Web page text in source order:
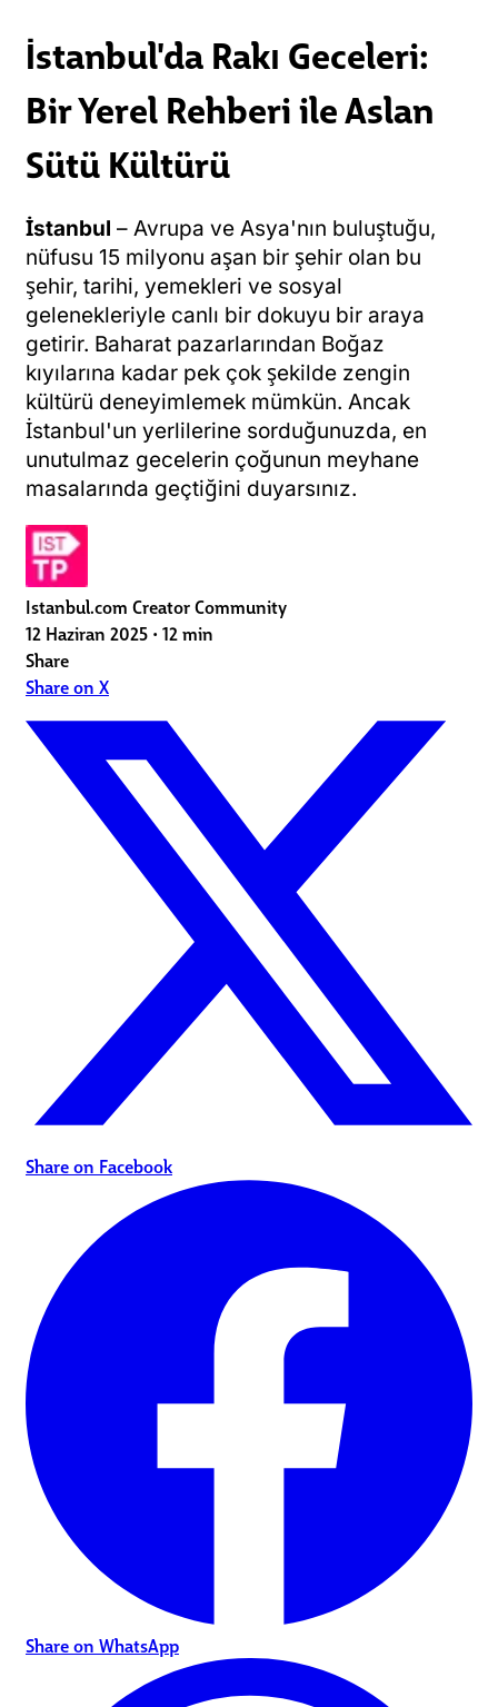
İstanbul'da Rakı Geceleri:
Bir Yerel Rehberi ile Aslan
Sütü Kültürü
İstanbul – Avrupa ve Asya'nın buluştuğu,
nüfusu 15 milyonu aşan bir şehir olan bu
şehir, tarihi, yemekleri ve sosyal
gelenekleriyle canlı bir dokuyu bir araya
getirir. Baharat pazarlarından Boğaz
kıyılarına kadar pek çok şekilde zengin
kültürü deneyimlemek mümkün. Ancak
İstanbul'un yerlilerine sorduğunuzda, en
unutulmaz gecelerin çoğunun meyhane
masalarında geçtiğini duyarsınız.
Istanbul.com Creator Community
12 Haziran 2025 • 12 min
Share
Share on X
Share on Facebook
Share on WhatsApp